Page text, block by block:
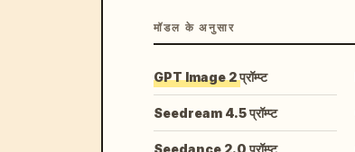
मॉडल के अनुसार
GPT Image 2 प्रॉम्प्ट
Seedream 4.5 प्रॉम्प्ट
Seedance 2.0 प्रॉम्प्ट